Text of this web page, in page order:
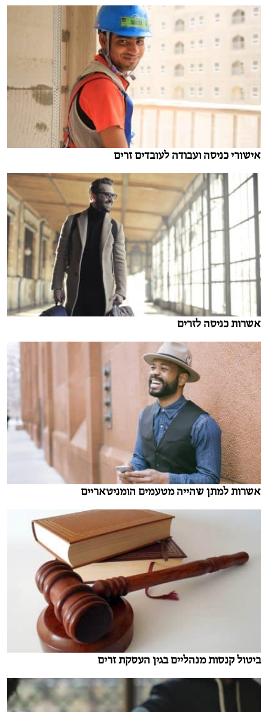
אישורי כניסה ועבודה לעובדים זרים
אשרות כניסה לזרים
אשרות למתן שהייה מטעמים הומניטאריים
ביטול קנסות מנהליים בגין העסקת זרים